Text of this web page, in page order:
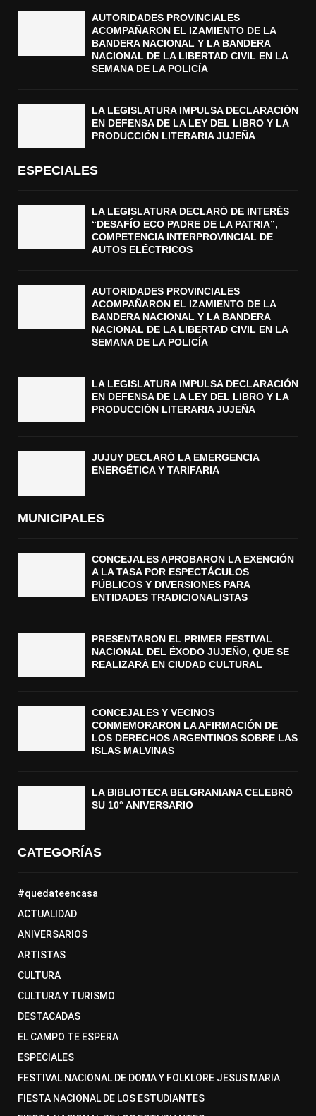
AUTORIDADES PROVINCIALES
ACOMPAÑARON EL IZAMIENTO DE LA
BANDERA NACIONAL Y LA BANDERA
NACIONAL DE LA LIBERTAD CIVIL EN LA
SEMANA DE LA POLICÍA
LA LEGISLATURA IMPULSA DECLARACIÓN
EN DEFENSA DE LA LEY DEL LIBRO Y LA
PRODUCCIÓN LITERARIA JUJEÑA
ESPECIALES
LA LEGISLATURA DECLARÓ DE INTERÉS
“DESAFÍO ECO PADRE DE LA PATRIA”,
COMPETENCIA INTERPROVINCIAL DE
AUTOS ELÉCTRICOS
AUTORIDADES PROVINCIALES
ACOMPAÑARON EL IZAMIENTO DE LA
BANDERA NACIONAL Y LA BANDERA
NACIONAL DE LA LIBERTAD CIVIL EN LA
SEMANA DE LA POLICÍA
LA LEGISLATURA IMPULSA DECLARACIÓN
EN DEFENSA DE LA LEY DEL LIBRO Y LA
PRODUCCIÓN LITERARIA JUJEÑA
JUJUY DECLARÓ LA EMERGENCIA
ENERGÉTICA Y TARIFARIA
MUNICIPALES
CONCEJALES APROBARON LA EXENCIÓN
A LA TASA POR ESPECTÁCULOS
PÚBLICOS Y DIVERSIONES PARA
ENTIDADES TRADICIONALISTAS
PRESENTARON EL PRIMER FESTIVAL
NACIONAL DEL ÉXODO JUJEÑO, QUE SE
REALIZARÁ EN CIUDAD CULTURAL
CONCEJALES Y VECINOS
CONMEMORARON LA AFIRMACIÓN DE
LOS DERECHOS ARGENTINOS SOBRE LAS
ISLAS MALVINAS
LA BIBLIOTECA BELGRANIANA CELEBRÓ
SU 10° ANIVERSARIO
CATEGORÍAS
#quedateencasa
ACTUALIDAD
ANIVERSARIOS
ARTISTAS
CULTURA
CULTURA Y TURISMO
DESTACADAS
EL CAMPO TE ESPERA
ESPECIALES
FESTIVAL NACIONAL DE DOMA Y FOLKLORE JESUS MARIA
FIESTA NACIONAL DE LOS ESTUDIANTES